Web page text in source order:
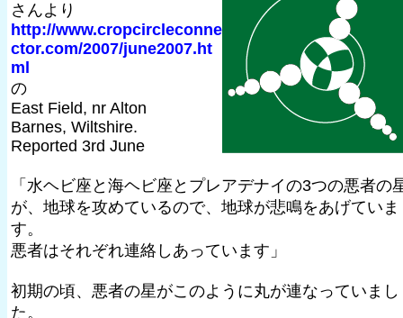
さんより
http://www.cropcircleconne
ctor.com/2007/june2007.ht
ml
の
East Field, nr Alton
Barnes, Wiltshire.
Reported 3rd June
「水ヘビ座と海ヘビ座とプレアデナイの3つの悪者の
が、地球を攻めているので、地球が悲鳴をあげていま
す。
悪者はそれぞれ連絡しあっています」
初期の頃、悪者の星がこのように丸が連なっていまし
た。